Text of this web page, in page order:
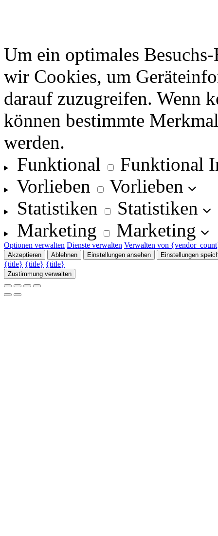
Um ein optimales
wir Cookies, um
darauf zuzugreifen. Wenn
können bestimmte
werden.
Funktional
Funktional
Vorlieben
Vorlieben
Statistiken
Statistiken
Marketing
Marketing
Optionen verwalten Dienste verwalten Verwalten von
Akzeptieren Ablehnen Einstellungen ansehen Einstellungen
{title} {title} {title}
Zustimmung verwalten